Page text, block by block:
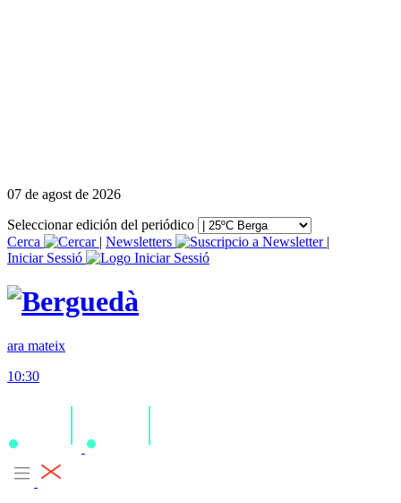
07 de agost de 2026
Seleccionar edición del periódico
Cerca
| Newsletters
|
Iniciar Sessió
ara mateix
10:30